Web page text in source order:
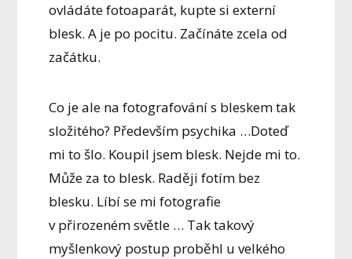
ovládáte fotoaparát, kupte si externí
blesk. A je po pocitu. Začínáte zcela od
začátku.
Co je ale na fotografování s bleskem tak
složitého? Především psychika …Doteď
mi to šlo. Koupil jsem blesk. Nejde mi to.
Může za to blesk. Raději fotím bez
blesku. Líbí se mi fotografie
v přirozeném světle … Tak takový
myšlenkový postup proběhl u velkého